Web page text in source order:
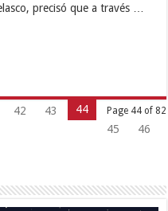
precisó que a través …
Page 44 of 82
42 43
44
45
46